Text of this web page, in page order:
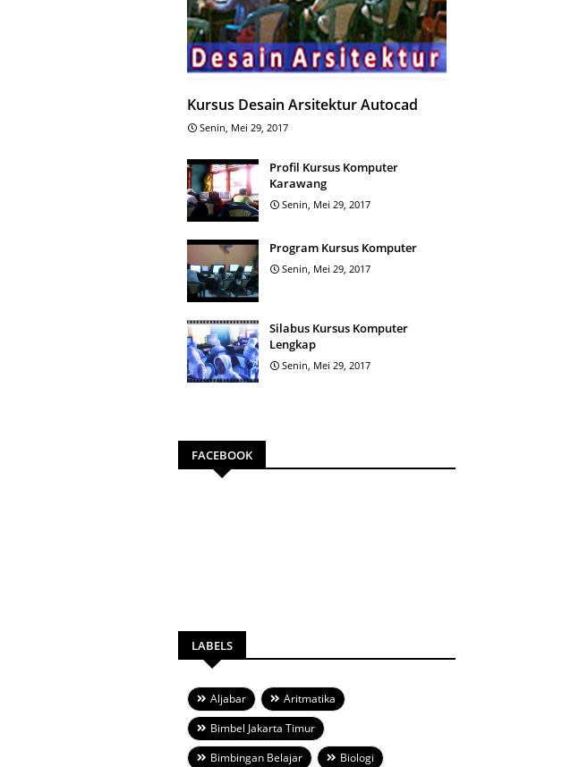
Kursus Desain Arsitektur Autocad
Senin, Mei 29, 2017
Profil Kursus Komputer
Karawang
Senin, Mei 29, 2017
Program Kursus Komputer
Senin, Mei 29, 2017
Silabus Kursus Komputer
Lengkap
Senin, Mei 29, 2017
FACEBOOK
LABELS
Aljabar
Aritmatika
Bimbel Jakarta Timur
Bimbingan Belajar
Biologi